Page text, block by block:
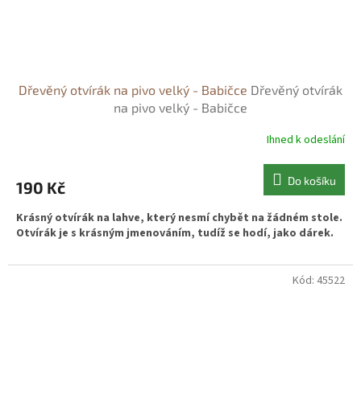
Dřevěný otvírák na pivo velký - Babičce Dřevěný otvírák
na pivo velký - Babičce
Ihned k odeslání
190 Kč Do košíku
Krásný otvírák na lahve, který nesmí chybět na žádném stole.
Otvírák je s krásným jmenováním, tudíž se hodí, jako dárek.
Kód: 45522